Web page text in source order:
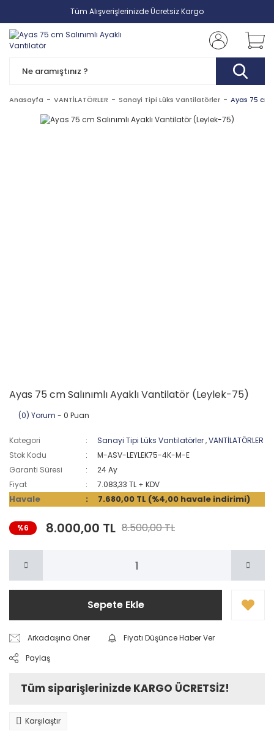
Tüm Alışverişlerinizde Ücretsiz Kargo
Anasayfa VANTİLATÖRLER Sanayi Tipi Lüks Vantilatörler Ayas 75 cm
Ayas 75 cm Salınımlı Ayaklı Vantilatör (Leylek-75)
(0) Yorum - 0 Puan
Kategori Sanayi Tipi Lüks Vantilatörler,VANTİLATÖRLER
Stok Kodu
M-ASV-LEYLEK75-4K-M-E
Garanti Süresi
24 Ay
Fiyat
7.083,33 TL + KDV
Havale 7.680,00 TL (%4,00 havale indirimi)
%6 8.000,00 TL 8.500,00 TL
Sepete Ekle
Arkadaşına Öner
Fiyatı Düşünce Haber Ver
Paylaş
Tüm siparişlerinizde KARGO ÜCRETSİZ!
Karşılaştır